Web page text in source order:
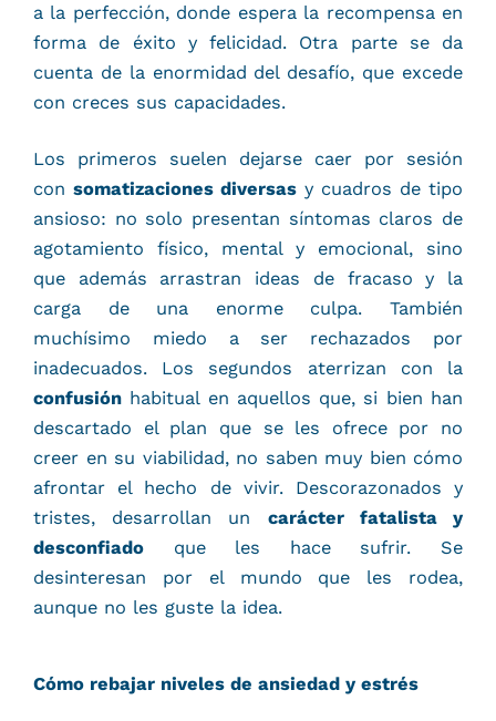
a la perfección, donde espera la recompensa en
forma de éxito y felicidad. Otra parte se da
cuenta de la enormidad del desafío, que excede
con creces sus capacidades.
Los primeros suelen dejarse caer por sesión
con somatizaciones diversas y cuadros de tipo
ansioso: no solo presentan síntomas claros de
agotamiento físico, mental y emocional, sino
que además arrastran ideas de fracaso y la
carga de una enorme culpa. También
muchísimo miedo a ser rechazados por
inadecuados. Los segundos aterrizan con la
confusión habitual en aquellos que, si bien han
descartado el plan que se les ofrece por no
creer en su viabilidad, no saben muy bien cómo
afrontar el hecho de vivir. Descorazonados y
tristes, desarrollan un carácter fatalista y
desconfiado que les hace sufrir. Se
desinteresan por el mundo que les rodea,
aunque no les guste la idea.
Cómo rebajar niveles de ansiedad y estrés